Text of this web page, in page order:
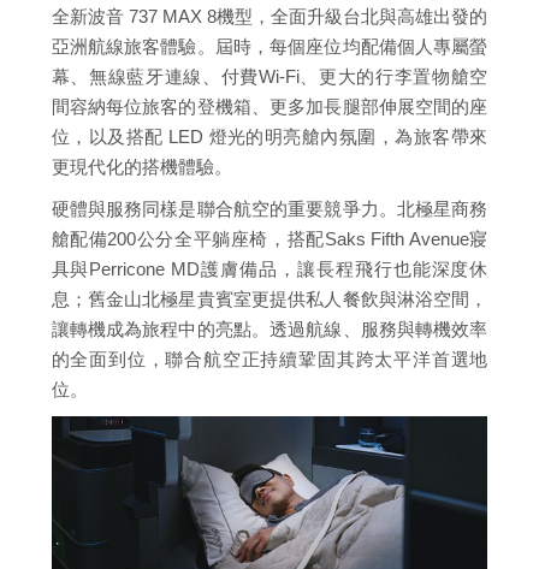
全新波音 737 MAX 8機型，全面升級台北與高雄出發的
亞洲航線旅客體驗。屆時，每個座位均配備個人專屬螢
幕、無線藍牙連線、付費Wi-Fi、更大的行李置物艙空
間容納每位旅客的登機箱、更多加長腿部伸展空間的座
位，以及搭配 LED 燈光的明亮艙內氛圍，為旅客帶來
更現代化的搭機體驗。
硬體與服務同樣是聯合航空的重要競爭力。北極星商務
艙配備200公分全平躺座椅，搭配Saks Fifth Avenue寢
具與Perricone MD護膚備品，讓長程飛行也能深度休
息；舊金山北極星貴賓室更提供私人餐飲與淋浴空間，
讓轉機成為旅程中的亮點。透過航線、服務與轉機效率
的全面到位，聯合航空正持續鞏固其跨太平洋首選地
位。